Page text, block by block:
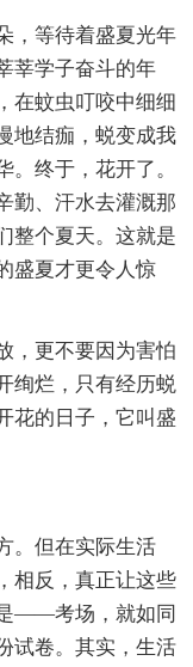
，等待着盛夏光年
莘学子奋斗的年
在蚊虫叮咬中细细
地结痂，蜕变成我
终于，花开了。
勤、汗水去灌溉那
整个夏天。这就是
盛夏才更令人惊
，更不要因为害怕
绚烂，只有经历蜕
花的日子，它叫盛
。但在实际生活
相反，真正让这些
——考场，就如同
试卷。其实，生活